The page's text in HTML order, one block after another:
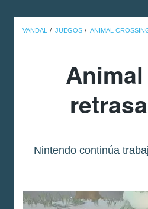
VANDAL JUEGOS ANIMAL
Nintendo continúa